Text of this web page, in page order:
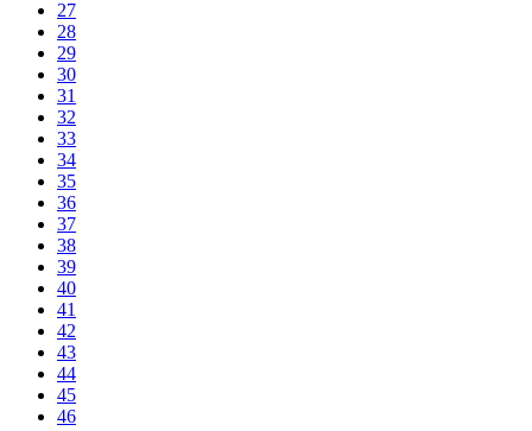
27
28
29
30
31
32
33
34
35
36
37
38
39
40
41
42
43
44
45
46